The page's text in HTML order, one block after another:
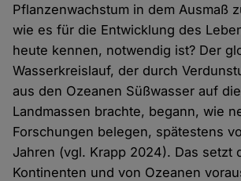
Pflanzenwachstum in dem Ausmaß
wie es für die Entwicklung des
heute kennen, notwendig ist? Der
Wasserkreislauf, der durch
aus den Ozeanen Süßwasser auf
Landmassen brachte, begann, wie
Forschungen belegen, spätestens
Jahren (vgl. Krapp 2024). Das setzt
Kontinenten und von Ozeanen